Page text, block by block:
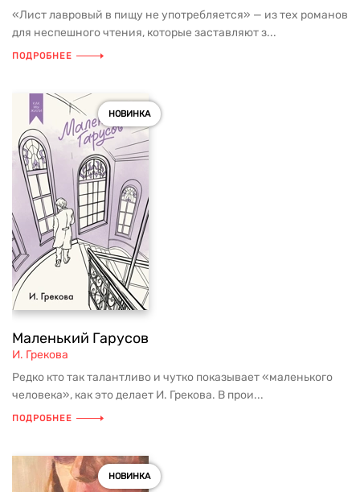
«Лист лавровый в пищу не употребляется» — из тех романов
для неспешного чтения, которые заставляют з...
ПОДРОБНЕЕ
НОВИНКА
Маленький Гарусов
И. Грекова
Редко кто так талантливо и чутко показывает «маленького
человека», как это делает И. Грекова. В прои...
ПОДРОБНЕЕ
НОВИНКА